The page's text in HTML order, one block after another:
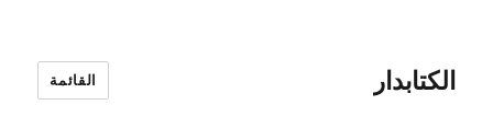
الكتابدار القائمة